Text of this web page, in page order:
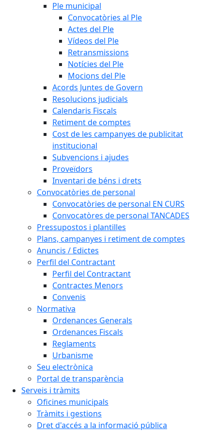
Ple municipal
Convocatòries al Ple
Actes del Ple
Vídeos del Ple
Retransmissions
Notícies del Ple
Mocions del Ple
Acords Juntes de Govern
Resolucions judicials
Calendaris Fiscals
Retiment de comptes
Cost de les campanyes de publicitat
institucional
Subvencions i ajudes
Proveïdors
Inventari de béns i drets
Convocatòries de personal
Convocatòries de personal EN CURS
Convocatòres de personal TANCADES
Pressupostos i plantilles
Plans, campanyes i retiment de comptes
Anuncis / Edictes
Perfil del Contractant
Perfil del Contractant
Contractes Menors
Convenis
Normativa
Ordenances Generals
Ordenances Fiscals
Reglaments
Urbanisme
Seu electrònica
Portal de transparència
Serveis i tràmits
Oficines municipals
Tràmits i gestions
Dret d'accés a la informació pública